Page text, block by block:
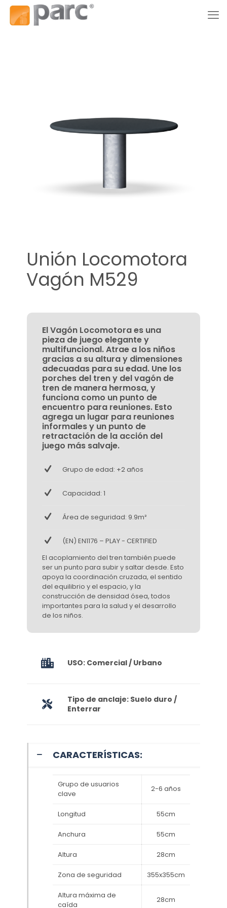
Unión Locomotora
Vagón M529
El Vagón Locomotora es una
pieza de juego elegante y
multifuncional. Atrae a los niños
gracias a su altura y dimensiones
adecuadas para su edad. Une los
porches del tren y del vagón de
tren de manera hermosa, y
funciona como un punto de
encuentro para reuniones. Esto
agrega un lugar para reuniones
informales y un punto de
retractación de la acción del
juego más salvaje.
Grupo de edad: +2 años
Capacidad: 1
Área de seguridad: 9.9m²
(EN) EN1176 – PLAY - CERTIFIED
El acoplamiento del tren también puede
ser un punto para subir y saltar desde. Esto
apoya la coordinación cruzada, el sentido
del equilibrio y el espacio, y la
construcción de densidad ósea, todos
importantes para la salud y el desarrollo
de los niños.
USO: Comercial / Urbano
Tipo de anclaje: Suelo duro /
Enterrar
CARACTERÍSTICAS:
Grupo de usuarios
clave
2-6 años
Longitud 55cm
Anchura 55cm
Altura 28cm
Zona de seguridad 355x355cm
Altura máxima de
caída
28cm